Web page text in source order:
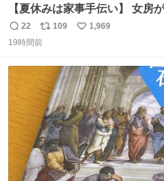
【夏休みは家事手伝い】 女房
らえば？と言ったら、娘は、
いてくれました。 あとでソフ
返
信
22
リ
ポ
数
109
い
数
1,969
19時間前